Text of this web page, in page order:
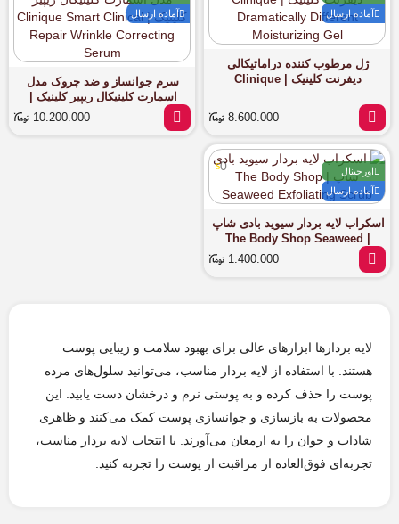
آماده ارسال
ژل مرطوب کننده دراماتیکالی
دیفرنت کلینیک | Clinique
Moisturizing Gel
8.600.000
آماده ارسال
سرم جوانساز و ضد چروک مدل
اسمارت کلینیکال ریپیر کلینیک |
Clinique Smart Clinical Repair
Wrinkle Correcting Serum
10.200.000
اورجینال
آماده ارسال
0
اسکراب لایه بردار سیوید بادی شاپ
| The Body Shop Seaweed
Exfoliating Scrub
1.400.000
لایه بردارها ابزارهای عالی برای بهبود سلامت و زیبایی پوست
هستند. با استفاده از لایه بردار مناسب، می‌توانید سلول‌های مرده
پوست را حذف کرده و به پوستی نرم و درخشان دست یابید. این
محصولات به بازسازی و جوانسازی پوست کمک می‌کنند و ظاهری
شاداب و جوان را به ارمغان می‌آورند. با انتخاب لایه بردار مناسب،
تجربه‌ای فوق‌العاده از مراقبت از پوست را تجربه کنید.